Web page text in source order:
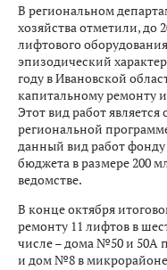
В региональном
хозяйства отметили, до
лифтового
эпизодический
году в Ивановской
капитальному ремонту
Этот вид работ
региональной
данный вид работ
бюджета в размере 200
ведомстве.
В конце октября
ремонту 11 лифтов в
числе – дома №50 и 50А
и дом №8 в